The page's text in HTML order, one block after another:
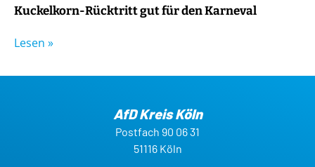
Kuckelkorn-Rücktritt gut für den Karneval
Lesen »
AfD Kreis Köln
Postfach 90 06 31
51116 Köln